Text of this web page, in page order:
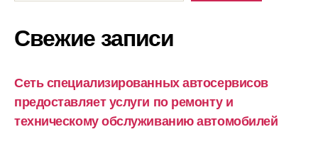
Свежие записи
Сеть специализированных автосервисов
предоставляет услуги по ремонту и
техническому обслуживанию автомобилей